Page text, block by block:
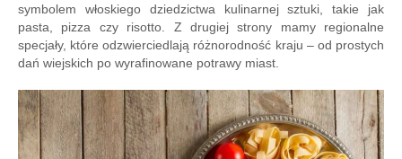
symbolem włoskiego dziedzictwa kulinarnej sztuki, takie jak
pasta, pizza czy risotto. Z drugiej strony mamy regionalne
specjały, które odzwierciedlają różnorodność kraju – od prostych
dań wiejskich po wyrafinowane potrawy miast.